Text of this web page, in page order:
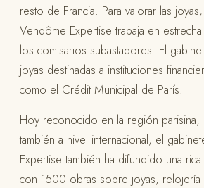
resto de Francia. Para valorar las
Vendôme Expertise trabaja en
los comisarios subastadores. El
joyas destinadas a instituciones
como el Crédit Municipal de París.
Hoy reconocido en la región parisina,
también a nivel internacional, el
Expertise también ha difundido una
con 1500 obras sobre joyas, relojería